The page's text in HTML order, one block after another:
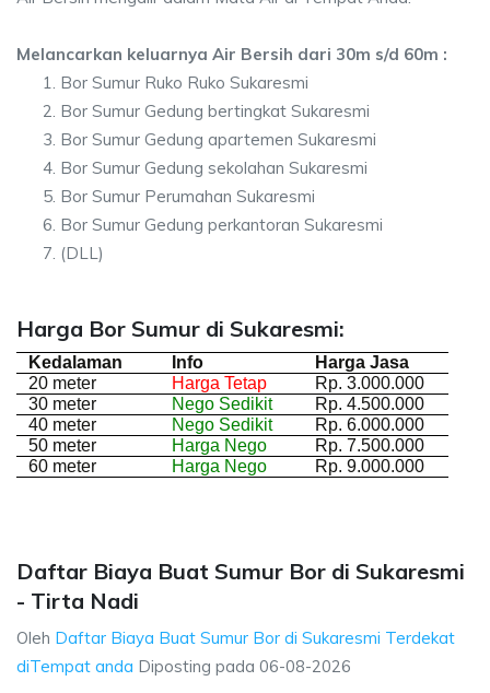
Melancarkan keluarnya Air Bersih dari 30m s/d 60m :
Bor Sumur Ruko Ruko Sukaresmi
Bor Sumur Gedung bertingkat Sukaresmi
Bor Sumur Gedung apartemen Sukaresmi
Bor Sumur Gedung sekolahan Sukaresmi
Bor Sumur Perumahan Sukaresmi
Bor Sumur Gedung perkantoran Sukaresmi
(DLL)
Harga Bor Sumur di Sukaresmi:
Kedalaman Info
Harga Jasa
20 meter
Harga Tetap
Rp. 3.000.000
30 meter
Nego Sedikit
Rp. 4.500.000
40 meter
Nego Sedikit
Rp. 6.000.000
50 meter
Harga Nego
Rp. 7.500.000
60 meter
Harga Nego Rp. 9.000.000
Daftar Biaya Buat Sumur Bor di Sukaresmi
- Tirta Nadi
Oleh Daftar Biaya Buat Sumur Bor di Sukaresmi Terdekat
diTempat anda Diposting pada 06-08-2026